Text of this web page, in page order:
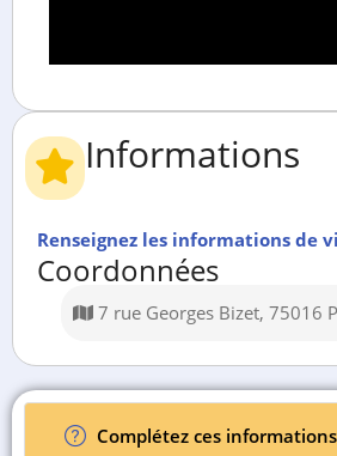
Informations
Renseignez les informations de
Coordonnées
7 rue Georges Bizet, 75016
Complétez ces